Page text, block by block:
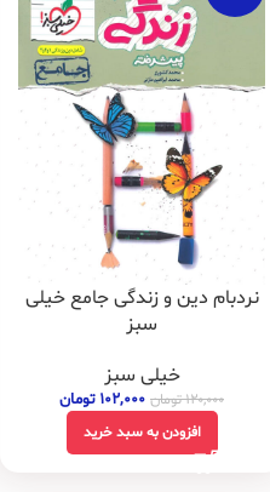
نردبام دین و زندگی جامع خیلی
سبز
خیلی سبز
۱۲۰,۰۰۰تومان ۱۰۲,۰۰۰ تومان
افزودن به سبد خرید